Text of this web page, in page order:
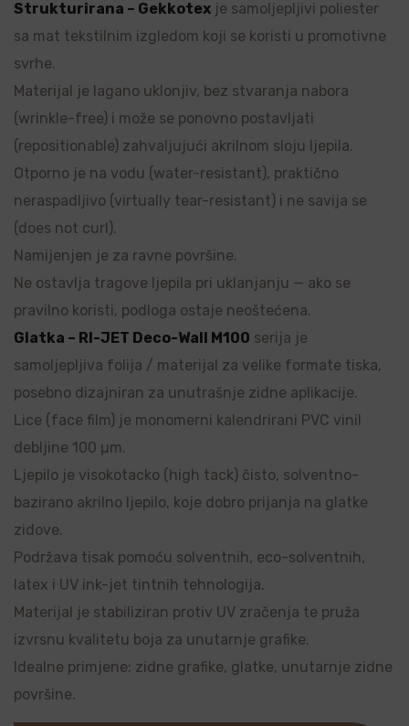
Strukturirana – Gekkotex je samoljepljivi poliester
sa mat tekstilnim izgledom koji se koristi u promotivne
svrhe.
Materijal je lagano uklonjiv, bez stvaranja nabora
(wrinkle-free) i može se ponovno postavljati
(repositionable) zahvaljujući akrilnom sloju ljepila.
Otporno je na vodu (water-resistant), praktično
neraspadljivo (virtually tear-resistant) i ne savija se
(does not curl).
Namijenjen je za ravne površine.
Ne ostavlja tragove ljepila pri uklanjanju — ako se
pravilno koristi, podloga ostaje neoštećena.
Glatka – RI-JET Deco-Wall M100 serija je
samoljepljiva folija / materijal za velike formate tiska,
posebno dizajniran za unutrašnje zidne aplikacije.
Lice (face film) je monomerni kalendrirani PVC vinil
debljine 100 µm.
Ljepilo je visokotacko (high tack) čisto, solventno-
bazirano akrilno ljepilo, koje dobro prijanja na glatke
zidove.
Podržava tisak pomoću solventnih, eco-solventnih,
latex i UV ink-jet tintnih tehnologija.
Materijal je stabiliziran protiv UV zračenja te pruža
izvrsnu kvalitetu boja za unutarnje grafike.
Idealne primjene: zidne grafike, glatke, unutarnje zidne
površine.